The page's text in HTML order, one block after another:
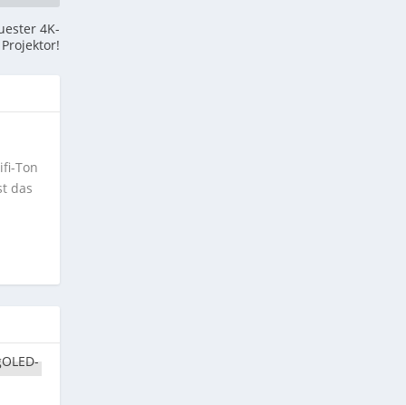
4K-
Projektor!
Ton
das